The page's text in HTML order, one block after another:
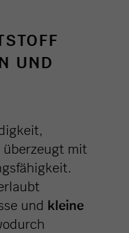
UND
überzeugt mit
und kleine